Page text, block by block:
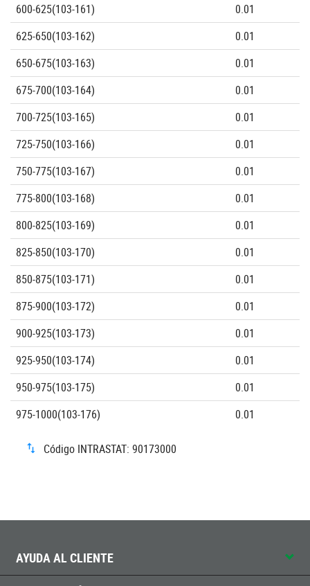
600-625(103-161)
0.01
625-650(103-162)
0.01
650-675(103-163)
0.01
675-700(103-164)
0.01
700-725(103-165)
0.01
725-750(103-166)
0.01
750-775(103-167)
0.01
775-800(103-168)
0.01
800-825(103-169)
0.01
825-850(103-170)
0.01
850-875(103-171)
0.01
875-900(103-172)
0.01
900-925(103-173)
0.01
925-950(103-174)
0.01
950-975(103-175)
0.01
975-1000(103-176)
0.01
Código INTRASTAT: 90173000
AYUDA AL CLIENTE